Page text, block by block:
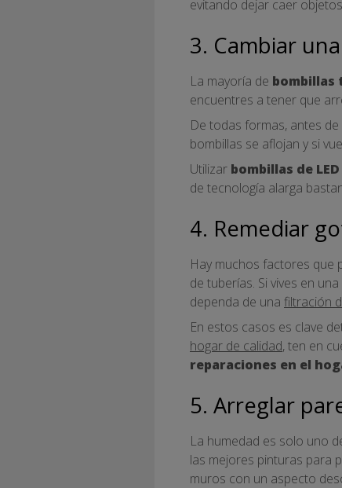
evitando dejar caer
3. Cambiar
La mayoría de bombillas
encuentres a tener que
De todas formas, antes
bombillas se aflojan y si
Utilizar bombillas de LED
de tecnología alarga
4. Remediar
Hay muchos factores que
de tuberías. Si vives en
dependa de una filtración
En estos casos es clave
hogar de calidad, ten en
reparaciones en el
5. Arreglar
La humedad es solo uno
las mejores pinturas para
muros con un aspecto